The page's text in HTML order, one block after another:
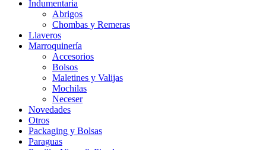
Indumentaria
Abrigos
Chombas y Remeras
Llaveros
Marroquinería
Accesorios
Bolsos
Maletines y Valijas
Mochilas
Neceser
Novedades
Otros
Packaging y Bolsas
Paraguas